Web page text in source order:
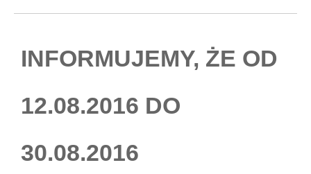
INFORMUJEMY, ŻE OD
12.08.2016 DO
30.08.2016